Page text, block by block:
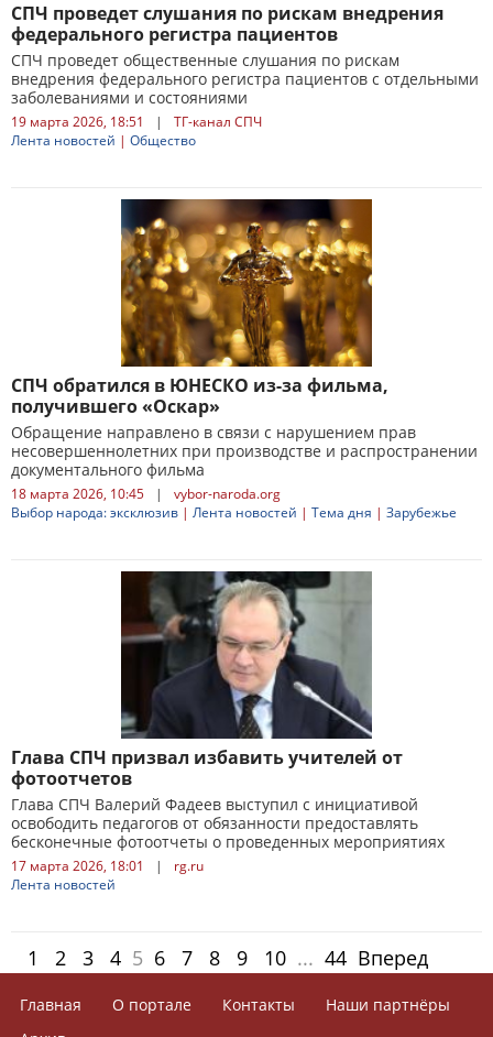
СПЧ проведет слушания по рискам внедрения
федерального регистра пациентов
СПЧ проведет общественные слушания по рискам
внедрения федерального регистра пациентов с отдельными
заболеваниями и состояниями
19 марта 2026, 18:51 |
ТГ-канал СПЧ
Лента новостей | Общество
СПЧ обратился в ЮНЕСКО из-за фильма,
получившего «Оскар»
Обращение направлено в связи с нарушением прав
несовершеннолетних при производстве и распространении
документального фильма
18 марта 2026, 10:45 |
vybor-naroda.org
Выбор народа: эксклюзив | Лента новостей | Тема дня | Зарубежье
Глава СПЧ призвал избавить учителей от
фотоотчетов
Глава СПЧ Валерий Фадеев выступил с инициативой
освободить педагогов от обязанности предоставлять
бесконечные фотоотчеты о проведенных мероприятиях
17 марта 2026, 18:01 |
rg.ru
Лента новостей
1 2 3 4 5 6 7 8 9 10 ... 44 Вперед
Главная О портале Контакты
Наши партнёры